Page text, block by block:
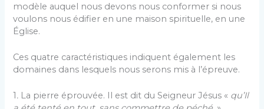
modèle auquel nous devons nous conformer si nous
voulons nous édifier en une maison spirituelle, en une
Église.
Ces quatre caractéristiques indiquent également les
domaines dans lesquels nous serons mis à l’épreuve.
1. La pierre éprouvée. Il est dit du Seigneur Jésus « qu’Il